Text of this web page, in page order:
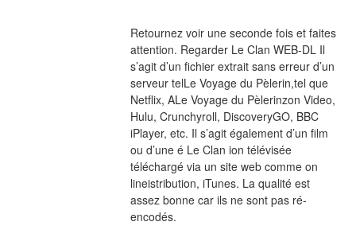
Retournez voir une seconde fois et faites
attention. Regarder Le Clan WEB-DL Il
s’agit d’un fichier extrait sans erreur d’un
serveur telLe Voyage du Pèlerin,tel que
Netflix, ALe Voyage du Pèlerinzon Video,
Hulu, Crunchyroll, DiscoveryGO, BBC
iPlayer, etc. Il s’agit également d’un film
ou d’une é Le Clan ion télévisée
téléchargé via un site web comme on
lineistribution, iTunes. La qualité est
assez bonne car ils ne sont pas ré-
encodés.